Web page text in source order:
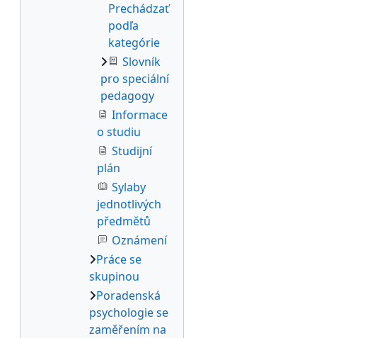
Prechádzať
podľa
kategórie
Slovník
pro speciální
pedagogy
Informace
o studiu
Studijní
plán
Sylaby
jednotlivých
předmětů
Oznámení
Práce se
skupinou
Poradenská
psychologie se
zaměřením na